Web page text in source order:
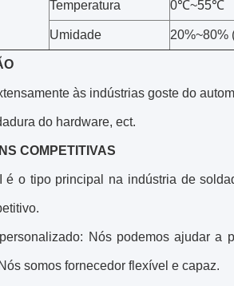
Temperatura 0℃~55℃
Umidade 20%~80%
às indústrias goste do
do hardware, ect.
COMPETITIVAS
é o tipo principal na indústria de
Nós podemos ajudar a
somos fornecedor flexível e capaz.